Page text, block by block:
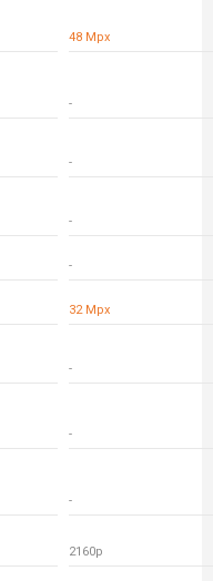
48 Mpx
-
-
-
-
32 Mpx
-
-
-
2160p